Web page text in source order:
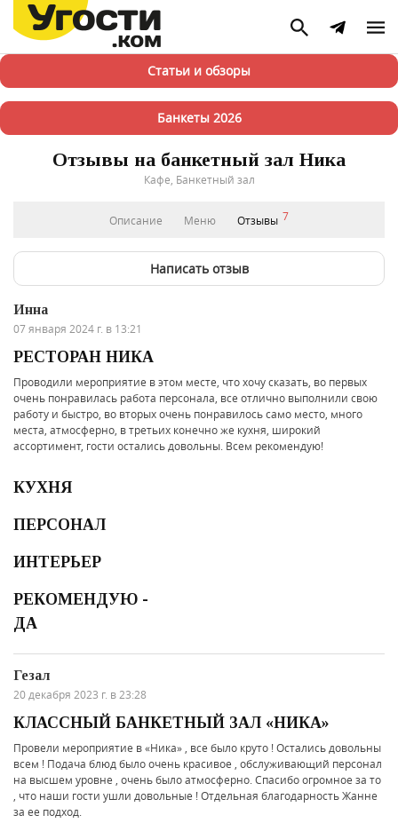
Статьи и обзоры
Банкеты 2026
Отзывы на банкетный зал Ника
Кафе, Банкетный зал
Описание Меню Отзывы 7
Написать отзыв
Инна
07 января 2024 г. в 13:21
РЕСТОРАН НИКА
Проводили мероприятие в этом месте, что хочу сказать, во первых
очень понравилась работа персонала, все отлично выполнили свою
работу и быстро, во вторых очень понравилось само место, много
места, атмосферно, в третьих конечно же кухня, широкий
ассортимент, гости остались довольны. Всем рекомендую!
КУХНЯ
ПЕРСОНАЛ
ИНТЕРЬЕР
РЕКОМЕНДУЮ -
ДА
Гезал
20 декабря 2023 г. в 23:28
КЛАССНЫЙ БАНКЕТНЫЙ ЗАЛ «НИКА»
Провели мероприятие в «Ника» , все было круто ! Остались довольны
всем ! Подача блюд было очень красивое , обслуживающий персонал
на высшем уровне , очень было атмосферно. Спасибо огромное за то
, что наши гости ушли довольные ! Отдельная благодарность Жанне
за ее подход.